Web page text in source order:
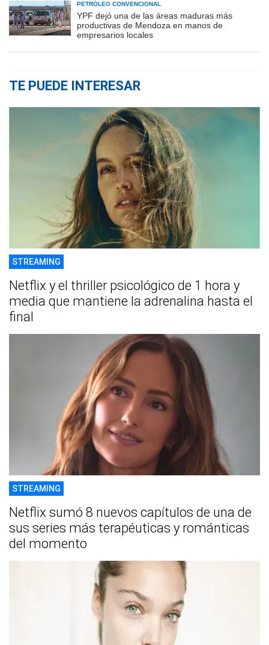
PETRÓLEO CONVENCIONAL
YPF dejó una de las áreas maduras más
productivas de Mendoza en manos de
empresarios locales
TE PUEDE INTERESAR
STREAMING
Netflix y el thriller psicológico de 1 hora y
media que mantiene la adrenalina hasta el
final
STREAMING
Netflix sumó 8 nuevos capítulos de una de
sus series más terapéuticas y románticas
del momento